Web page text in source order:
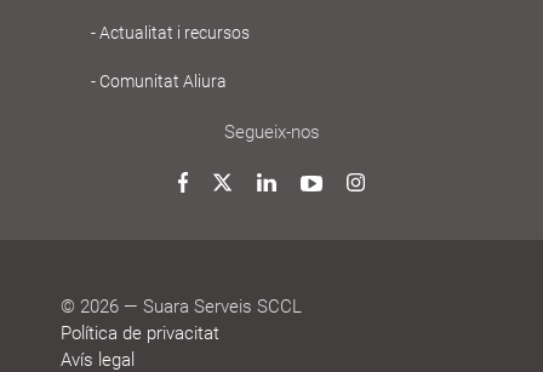
Actualitat i recursos
Comunitat Aliura
Segueix-nos
Facebook
TwitterLinkedInYouTubeInstagram
© 2026 — Suara Serveis SCCL
Política de privacitat
Avís legal